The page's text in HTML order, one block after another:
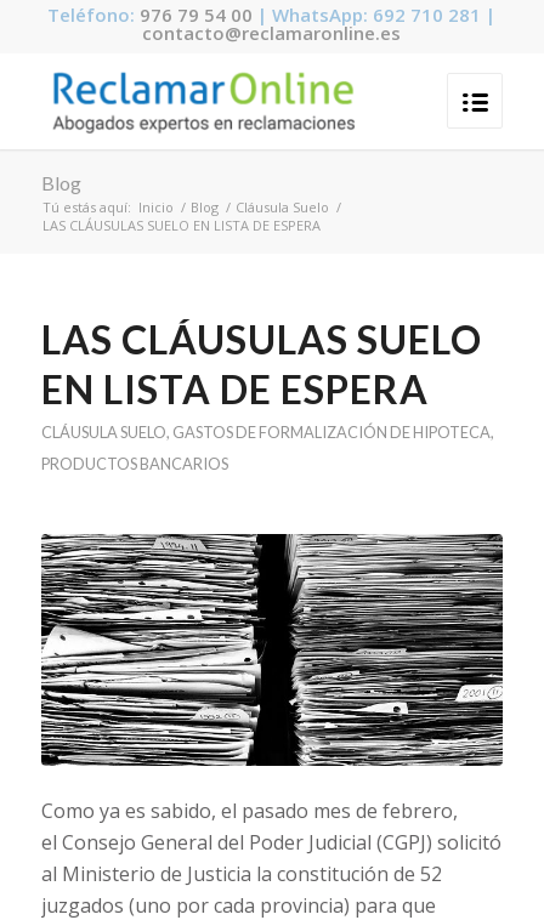
Teléfono: 976 79 54 00 | WhatsApp: 692 710 281 |
contacto@reclamaronline.es
Blog
Tú estás aquí: Inicio / Blog / Cláusula Suelo /
LAS CLÁUSULAS SUELO EN LISTA DE ESPERA
LAS CLÁUSULAS SUELO
EN LISTA DE ESPERA
CLÁUSULA SUELO, GASTOS DE FORMALIZACIÓN DE HIPOTECA,
PRODUCTOS BANCARIOS
Como ya es sabido, el pasado mes de febrero,
el Consejo General del Poder Judicial (CGPJ) solicitó
al Ministerio de Justicia la constitución de 52
juzgados (uno por cada provincia) para que